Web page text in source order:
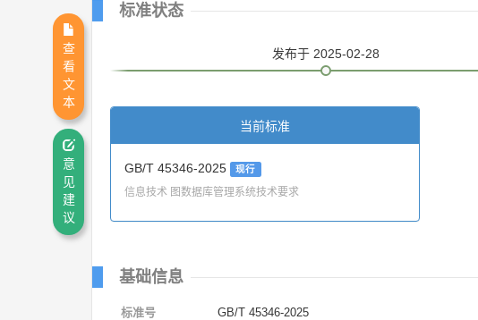
标准状态
发布于 2025-02-28
当前标准
GB/T 45346-2025 现行
信息技术 图数据库管理系统技术要求
基础信息
标准号
GB/T 45346-2025
查
看
文
本
意
见
建
议